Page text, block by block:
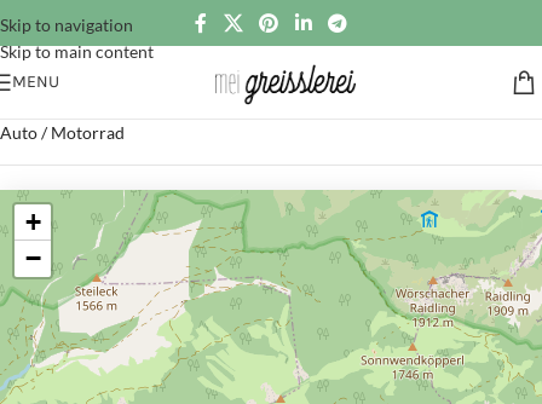
Skip to navigation
Skip to main content
MENU
Auto / Motorrad
+
−